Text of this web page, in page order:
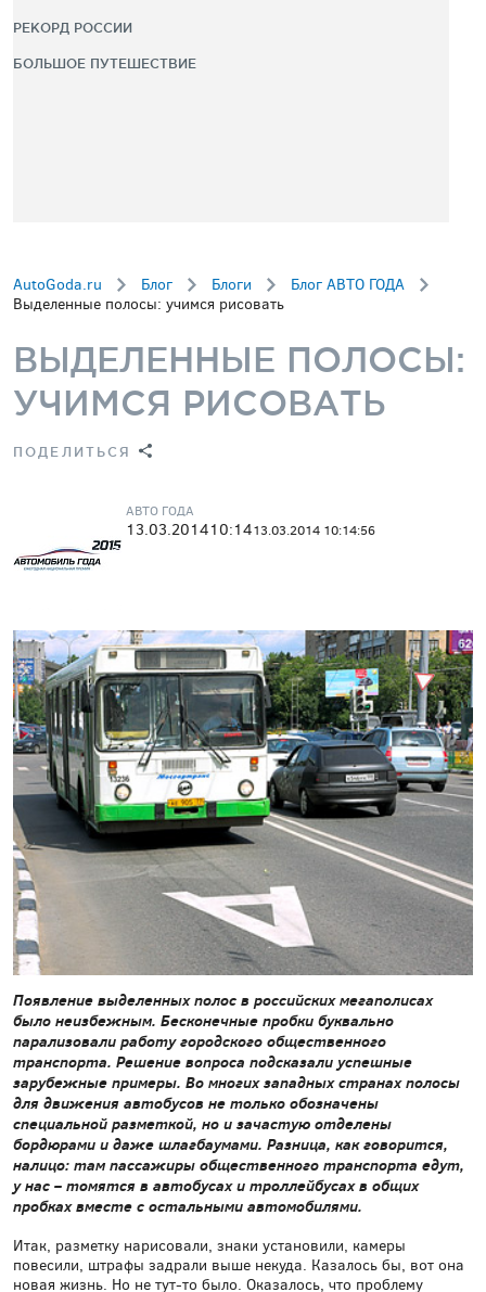
РЕКОРД РОССИИ
БОЛЬШОЕ ПУТЕШЕСТВИЕ
AutoGoda.ru Блог Блоги
Блог АВТО ГОДА
Выделенные полосы: учимся рисовать
ВЫДЕЛЕННЫЕ ПОЛОСЫ:
УЧИМСЯ РИСОВАТЬ
ПОДЕЛИТЬСЯ
АВТО ГОДА
13.03.201410:1413.03.2014 10:14:56
Появление выделенных полос в российских мегаполисах
было неизбежным. Бесконечные пробки буквально
парализовали работу городского общественного
транспорта. Решение вопроса подсказали успешные
зарубежные примеры. Во многих западных странах полосы
для движения автобусов не только обозначены
специальной разметкой, но и зачастую отделены
бордюрами и даже шлагбаумами. Разница, как говорится,
налицо: там пассажиры общественного транспорта едут,
у нас – томятся в автобусах и троллейбусах в общих
пробках вместе с остальными автомобилями.
Итак, разметку нарисовали, знаки установили, камеры
повесили, штрафы задрали выше некуда. Казалось бы, вот она
новая жизнь. Но не тут-то было. Оказалось, что проблему